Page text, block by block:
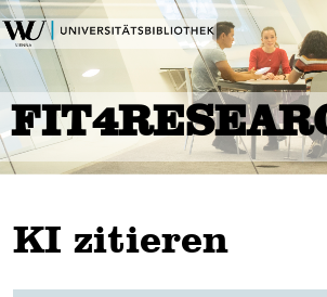
Skip
to
content
KI zitieren